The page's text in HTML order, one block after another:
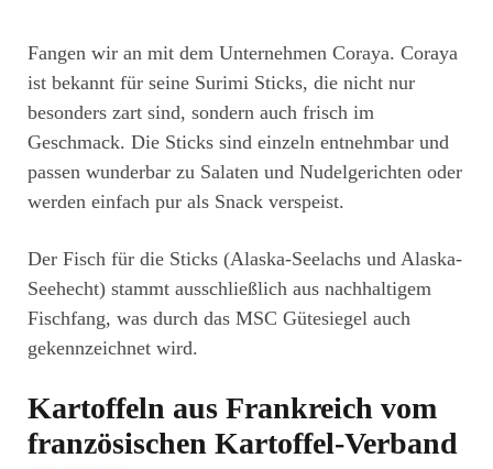
Fangen wir an mit dem Unternehmen Coraya. Coraya
ist bekannt für seine Surimi Sticks, die nicht nur
besonders zart sind, sondern auch frisch im
Geschmack. Die Sticks sind einzeln entnehmbar und
passen wunderbar zu Salaten und Nudelgerichten oder
werden einfach pur als Snack verspeist.
Der Fisch für die Sticks (Alaska-Seelachs und Alaska-
Seehecht) stammt ausschließlich aus nachhaltigem
Fischfang, was durch das MSC Gütesiegel auch
gekennzeichnet wird.
Kartoffeln aus Frankreich vom
französischen Kartoffel-Verband